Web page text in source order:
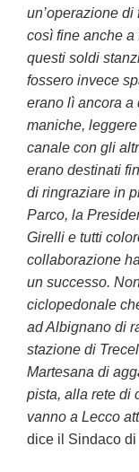
un’operazione
così fine anche
questi soldi
fossero invece
erano lì ancora a
maniche,
canale con gli
erano destinati
di ringraziare in
Parco, la
Girelli e tutti
collaborazione
un successo.
ciclopedonale
ad Albignano di
stazione di
Martesana di
pista, alla rete di
vanno a Lecco
dice il Sindaco